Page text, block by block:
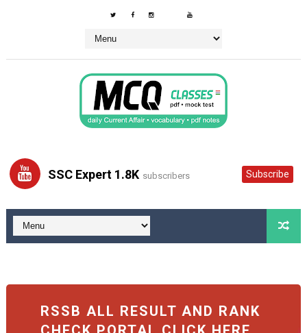
SSC Expert 1.8K subscribers Subscribe
RSSB ALL RESULT AND RANK